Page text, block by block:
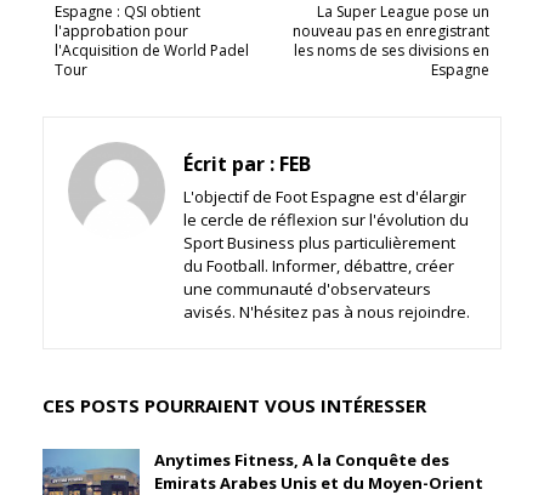
La Super League pose un
nouveau pas en enregistrant
les noms de ses divisions en
Espagne
Espagne : QSI obtient
l'approbation pour
l'Acquisition de World Padel
Tour
Écrit par : FEB
L'objectif de Foot Espagne est d'élargir
le cercle de réflexion sur l'évolution du
Sport Business plus particulièrement
du Football. Informer, débattre, créer
une communauté d'observateurs
avisés. N'hésitez pas à nous rejoindre.
CES POSTS POURRAIENT VOUS INTÉRESSER
Anytimes Fitness, A la Conquête des
Emirats Arabes Unis et du Moyen-Orient